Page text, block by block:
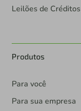
Leilões de
Produtos
Para você
Para sua empresa